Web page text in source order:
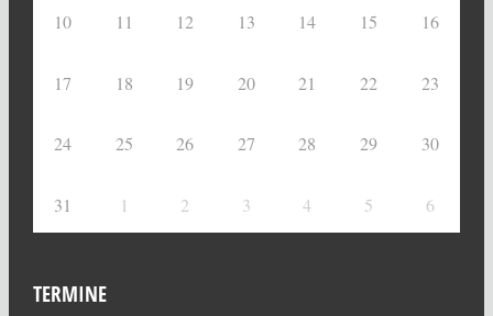
10 11 12 13 14 15 16
17 18 19 20 21 22 23
24 25 26 27 28 29 30
31 1 2 3 4 5 6
TERMINE